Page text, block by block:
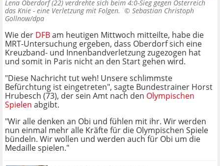
Lena Oberdorf (22) verdrehte sich beim 4:0-Sieg gegen Österreich
das Knie - eine Verletzung mit Folgen. © Sebastian Christoph
Gollnow/dpa
Wie der DFBam heutigen Mittwoch mitteilte, habe die
MRT-Untersuchung ergeben, dass Oberdorf sich eine
Kreuzband- und Innenbandverletzung zugezogen hat
und somit in Paris nicht an den Start gehen wird.
"Diese Nachricht tut weh! Unsere schlimmste
Befürchtung ist eingetreten", sagte Bundestrainer Horst
Hrubesch (73), der sein Amt nach den Olympischen
Spielen abgibt.
"Wir alle denken an Obi und fühlen mit ihr. Wir werden
nun einmal mehr alle Kräfte für die Olympischen Spiele
bündeln. Wir wollen und werden auch für Obi um die
Medaille spielen."